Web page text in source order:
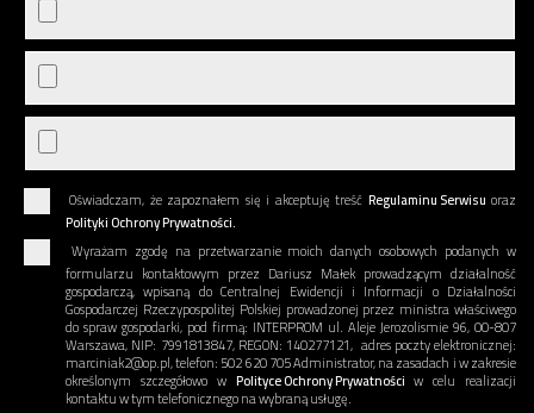
Oświadczam, że zapoznałem się i akceptuję treść Regulaminu Serwisu oraz
Polityki Ochrony Prywatności.
Wyrażam zgodę na przetwarzanie moich danych osobowych podanych w
formularzu kontaktowym przez Dariusz Małek prowadzącym działalność
gospodarczą, wpisaną do Centralnej Ewidencji i Informacji o Działalności
Gospodarczej Rzeczypospolitej Polskiej prowadzonej przez ministra właściwego
do spraw gospodarki, pod firmą: INTERPROM ul. Aleje Jerozolismie 96, 00-807
Warszawa, NIP: 7991813847, REGON: 140277121, adres poczty elektronicznej:
marciniak2@op.pl, telefon: 502 620 705 Administrator, na zasadach i w zakresie
określonym szczegółowo w Polityce Ochrony Prywatności w celu realizacji
kontaktu w tym telefonicznego na wybraną usługę.